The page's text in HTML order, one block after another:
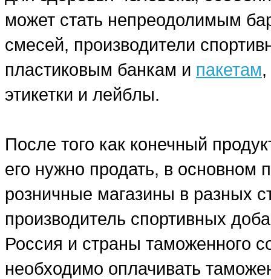
может стать непреодолимым
смесей, производители
пластиковым банкам и пакетам
этикетки и лейблы.
После того как конечный
его нужно продать, в основном
розничные магазины в разных
производитель спортивных
Россия и страны таможенного
необходимо оплачивать